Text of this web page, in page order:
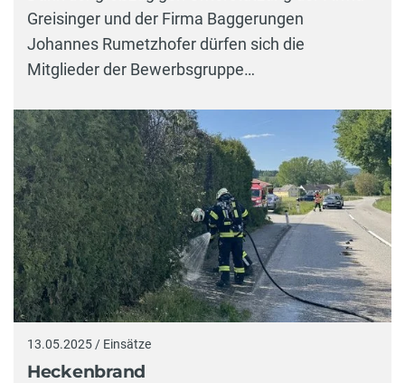
Greisinger und der Firma Baggerungen
Johannes Rumetzhofer dürfen sich die
Mitglieder der Bewerbsgruppe…
13.05.2025 / Einsätze
Heckenbrand